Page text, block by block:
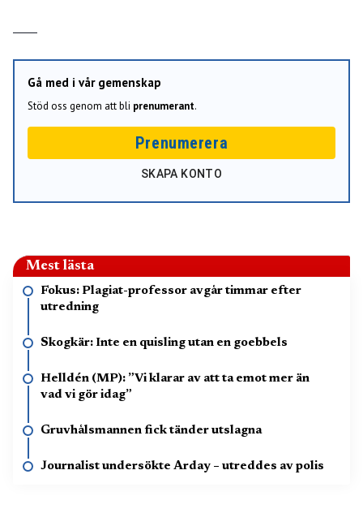
Gå med i vår gemenskap
Stöd oss genom att bli prenumerant.
Prenumerera
SKAPA KONTO
Mest lästa
Fokus: Plagiat-professor avgår timmar efter
utredning
Skogkär: Inte en quisling utan en goebbels
Helldén (MP): ”Vi klarar av att ta emot mer än
vad vi gör idag”
Gruvhålsmannen fick tänder utslagna
Journalist undersökte Arday – utreddes av polis